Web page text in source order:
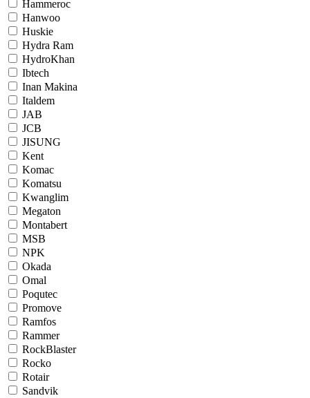
Hammeroc
Hanwoo
Huskie
Hydra Ram
HydroKhan
Ibtech
Inan Makina
Italdem
JAB
JCB
JISUNG
Kent
Komac
Komatsu
Kwanglim
Megaton
Montabert
MSB
NPK
Okada
Omal
Poqutec
Promove
Ramfos
Rammer
RockBlaster
Rocko
Rotair
Sandvik